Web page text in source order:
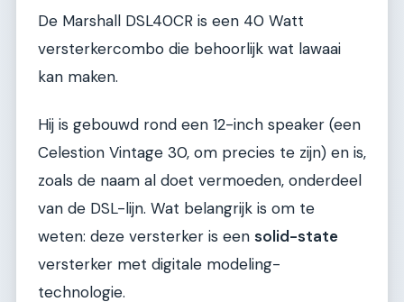
De Marshall DSL40CR is een 40 Watt
versterkercombo die behoorlijk wat lawaai
kan maken.
Hij is gebouwd rond een 12-inch speaker (een
Celestion Vintage 30, om precies te zijn) en is,
zoals de naam al doet vermoeden, onderdeel
van de DSL-lijn. Wat belangrijk is om te
weten: deze versterker is een solid-state
versterker met digitale modeling-
technologie.